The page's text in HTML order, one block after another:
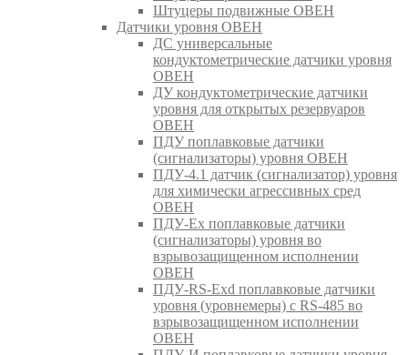
Штуцеры подвижные ОВЕН
Датчики уровня ОВЕН
ДС универсальные
кондуктометрические датчики уровня
ОВЕН
ДУ кондуктометрические датчики
уровня для открытых резервуаров
ОВЕН
ПДУ поплавковые датчики
(сигнализаторы) уровня ОВЕН
ПДУ-4.1 датчик (сигнализатор) уровня
для химически агрессивных сред
ОВЕН
ПДУ-Ex поплавковые датчики
(сигнализаторы) уровня во
взрывозащищенном исполнении
ОВЕН
ПДУ-RS-Exd поплавковые датчики
уровня (уровнемеры) с RS-485 во
взрывозащищенном исполнении
ОВЕН